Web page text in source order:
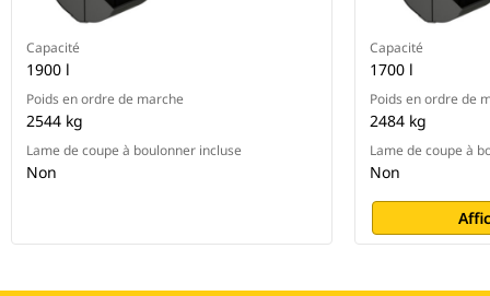
Capacité
1900 l
Poids en ordre de marche
2544 kg
Lame de coupe à boulonner incluse
Non
Capacité
1700 l
Poids en ordre de
2484 kg
Lame de coupe à
Non